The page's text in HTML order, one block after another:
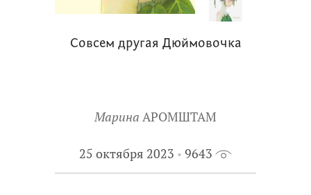
Совсем другая Дюймовочка
Марина АРОМШТАМ
25 октября 2023 9643